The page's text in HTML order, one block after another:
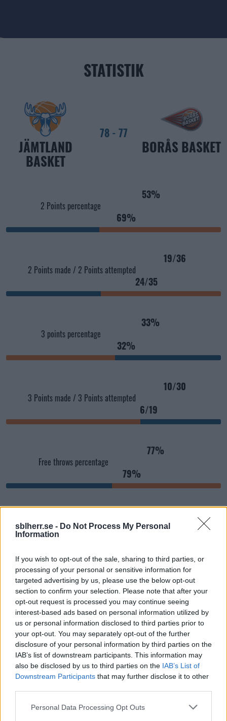
sblherr.se - Do Not Process My Personal
Information
If you wish to opt-out of the sale, sharing to third parties, or
processing of your personal or sensitive information for
targeted advertising by us, please use the below opt-out
section to confirm your selection. Please note that after your
opt-out request is processed you may continue seeing
interest-based ads based on personal information utilized by
us or personal information disclosed to third parties prior to
your opt-out. You may separately opt-out of the further
disclosure of your personal information by third parties on the
IAB’s list of downstream participants. This information may
also be disclosed by us to third parties on the IAB’s List of
Downstream Participants that may further disclose it to other
Please note that this website/app uses one or more Google
Personal Data Processing Opt Outs
STATISTIK
JÄMTLAND
BASKET
78- 77
BORÅS BASKET
53%
2 Points percentage
69%
19/36
2 Points made / 2 Points attempted
24/35
33%
3 points percentage
32%
10/30
3 Points made / 3 Points attempted
6/19
77%
Free throws percentage
79%
Free throws made / Free throw attempted
KOMMANDE MATCHER
UPP
SBL Herr
25 sep. 4:00 PM
Fyrishov
JÄM
Matchen